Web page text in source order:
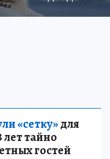
«сетку»для
лет тайно
гостей